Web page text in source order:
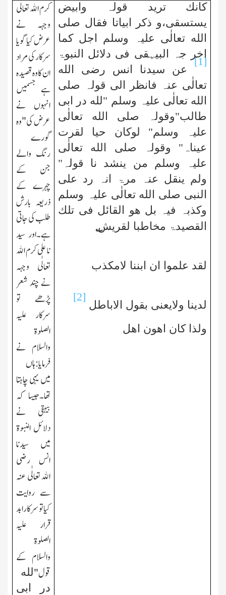
کانك ترید قولہ وابیض
یستسقی،و ذکر ابیاتا فقال صلی
الله تعالٰی علیہ وسلم اجل کما
اخر جہ البیہقی فی دلائل النبوۃ
[1]
عن سیدنا انس رضی الله
تعالٰی عنہ فانظر الی قولہ صلی
الله تعالٰی علیہ وسلم "لله در ابی
طالب"وقولہ صلی الله تعالٰی
علیہ وسلم" لوکان حیا لقرت
عیناہ" وقولہ صلی الله تعالٰی
علیہ وسلم من ینشد نا قولہ"
ولم ینقل عنہ مرۃ انہ رد علی
النبی صلی الله تعالٰی علیہ وسلم
وکذبہ فیہ بل ھو القائل فی تلك
القصیدۃ مخاطبا لقریش؎
لقد علموا ان ابننا لامکذب
لدینا ولایعنی بقول الاباطل
[2]
ولذا کان اھون اھل
کرم الله تعالٰی
وجہہ نے
عرض کیا گویا
سرکار کی مراد
ان کا وہ قصیدہ
ہے جسمیں
انہوں نے
عرض کی"وہ
گورے
رنگ والے
جن کے
چہرے کے
ذریعہ بارش
طلب کی جاتی
ہے۔اور سید
نا علی کرم الله
تعالٰی وجہہ
نے چند شعر
پڑھے تو
سرکار علیہ
الصلوۃ
والسلام نے
فرمایا:ہاں
میں یہی چاہتا
تھا۔جیسا کہ
بیہقی نے
دلائل النبوۃ
میں سیدنا
انس رضی
الله تعالٰی عنہ
سے روایت
کیا تو سرکار ابد
قرار علیہ
الصلوۃ
والسلام کے
قول"لله
در ابی